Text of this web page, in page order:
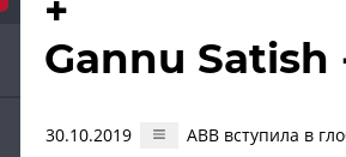
+
Gannu
30.10.2019 ABB вступила в